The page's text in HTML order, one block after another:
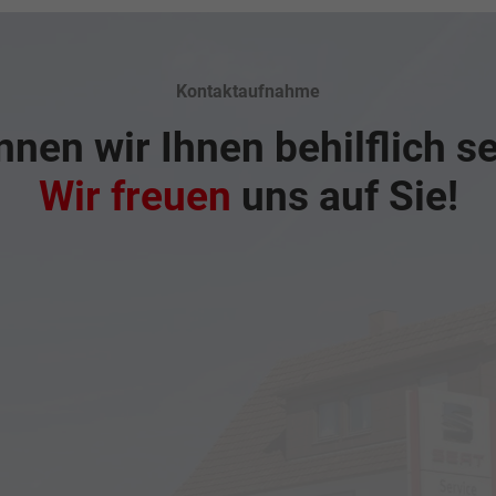
Kontaktaufnahme
wir Ihnen behilflich
Wir freuen uns auf Sie!